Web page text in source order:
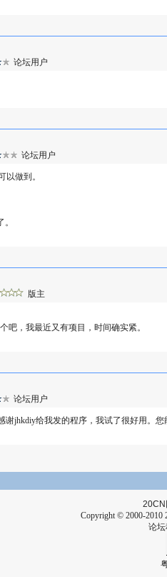
论坛用户
论坛用户
以做到。
版主
吧，我最近又有项目，时间确实紧。
论坛用户
jhkdiy给我发的程序，我试了很好用。
20CN
Copyright © 2000-2010
论